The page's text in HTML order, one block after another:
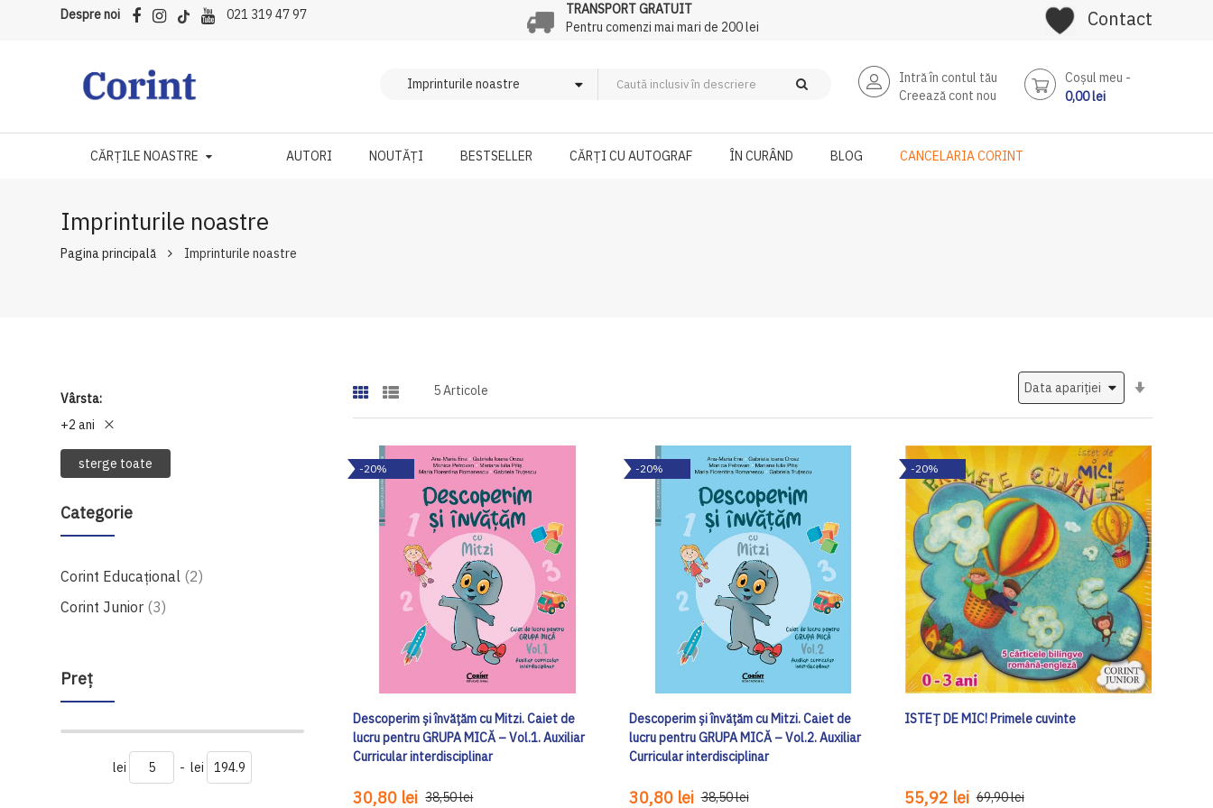
Despre noi 021 319 47 97
TRANSPORT GRATUIT
Pentru comenzi mai mari de 200 lei
Contact
Intră în contul tău
Creează cont nou
Coşul meu
0,00 lei
CĂRȚILE NOASTRE AUTORI NOUTĂȚI BESTSELLER CĂRȚI CU AUTOGRAF ÎN CURÂND BLOG CANCELARIA CORINT
Imprinturile noastre
Pagina principală Imprinturile noastre
Vârsta
+2 ani
sterge toate
Categorie
Corint Educațional 2produse
Corint Junior 3produse
Preţ
lei - lei
5Articole
-20%
Descoperim și învățăm cu Mitzi. Caiet de
lucru pentru GRUPA MICĂ – Vol.1. Auxiliar
Curricular interdisciplinar
30,80 lei 38,50 lei
-20%
Descoperim și învățăm cu Mitzi. Caiet de
lucru pentru GRUPA MICĂ – Vol.2. Auxiliar
Curricular interdisciplinar
30,80 lei 38,50 lei
-20%
ISTEȚ DE MIC! Primele cuvinte
55,92 lei 69,90 lei